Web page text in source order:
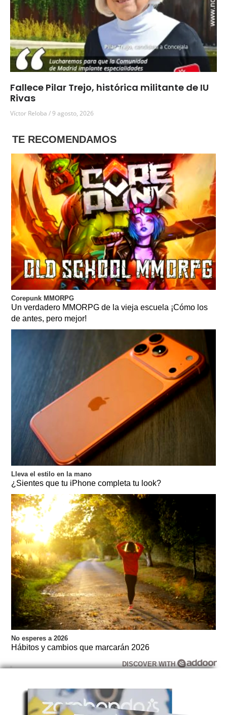
Fallece Pilar Trejo, histórica militante de IU
Rivas
Víctor Reloba 9 agosto, 2026
TE RECOMENDAMOS
Corepunk MMORPG
Un verdadero MMORPG de la vieja escuela ¡Cómo los
de antes, pero mejor!
Lleva el estilo en la mano
¿Sientes que tu iPhone completa tu look?
No esperes a 2026
Hábitos y cambios que marcarán 2026
DISCOVER WITH